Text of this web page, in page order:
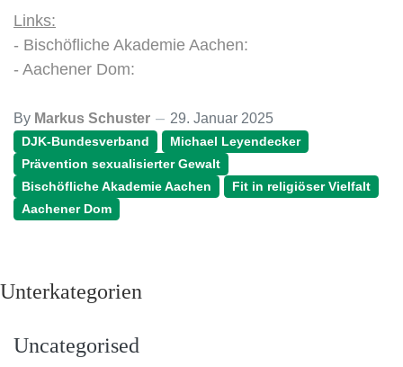
Links:
- Bischöfliche Akademie Aachen:
- Aachener Dom:
By Markus Schuster 29. Januar 2025
DJK-Bundesverband
Michael Leyendecker
Prävention sexualisierter Gewalt
Bischöfliche Akademie Aachen
Fit in religiöser Vielfalt
Aachener Dom
Unterkategorien
Uncategorised